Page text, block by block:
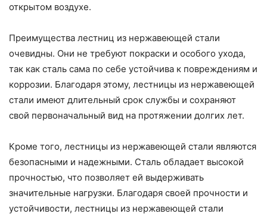
открытом воздухе.
Преимущества лестниц из нержавеющей стали
очевидны. Они не требуют покраски и особого ухода,
так как сталь сама по себе устойчива к повреждениям и
коррозии. Благодаря этому, лестницы из нержавеющей
стали имеют длительный срок службы и сохраняют
свой первоначальный вид на протяжении долгих лет.
Кроме того, лестницы из нержавеющей стали являются
безопасными и надежными. Сталь обладает высокой
прочностью, что позволяет ей выдерживать
значительные нагрузки. Благодаря своей прочности и
устойчивости, лестницы из нержавеющей стали